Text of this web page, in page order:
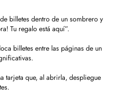
billetes dentro de un sombrero y
Tu regalo está aquí”.
billetes entre las páginas de un
tarjeta que, al abrirla, despliegue